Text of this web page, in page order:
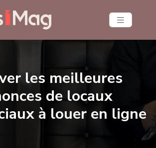
les meilleures
de locaux
à louer en ligne